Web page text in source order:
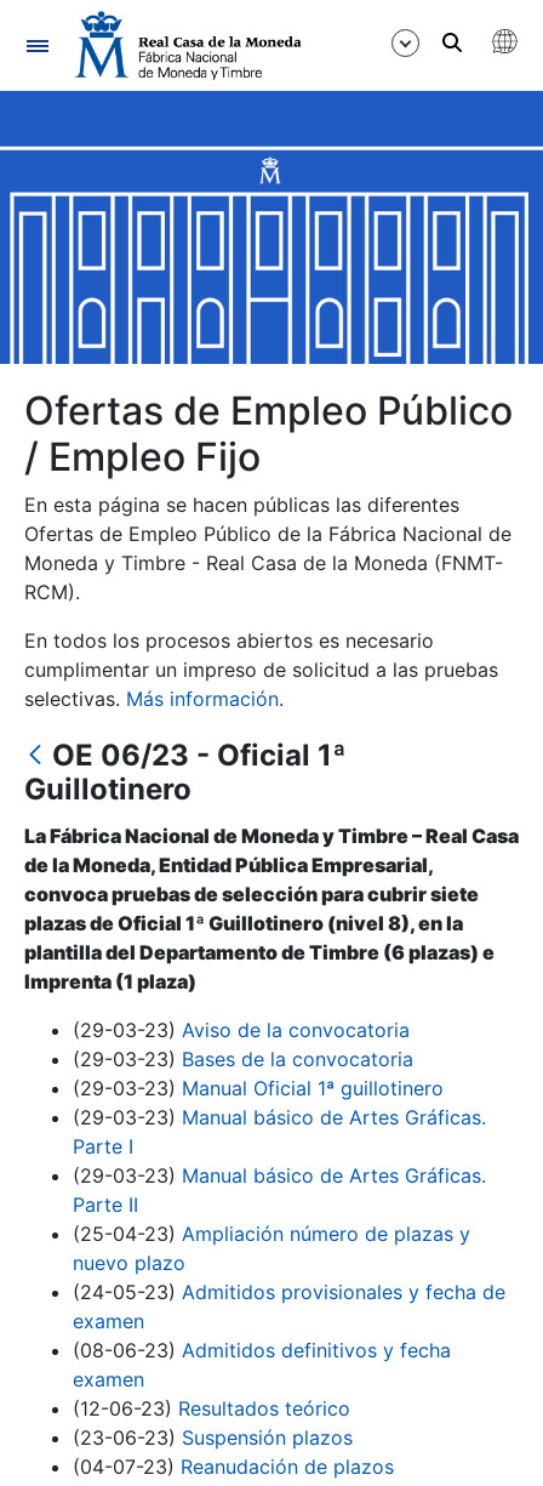
Navegación
Mostrar/Ocultar
Mostrar/Ocultar
Mostrar/Ocultar
Mostrar/Ocultar
Mostrar/Ocultar
Mostrar/Ocultar
Mostrar/Ocultar
Mostrar/Ocultar
Ofertas de Empleo Público
/ Empleo Fijo
En esta página se hacen públicas las diferentes
Ofertas de Empleo Público de la Fábrica Nacional de
Moneda y Timbre - Real Casa de la Moneda (FNMT-
RCM).
En todos los procesos abiertos es necesario
cumplimentar un impreso de solicitud a las pruebas
selectivas. Más información.
OE 06/23 - Oficial 1ª
Guillotinero
La Fábrica Nacional de Moneda y Timbre – Real Casa
de la Moneda, Entidad Pública Empresarial,
convoca pruebas de selección para cubrir siete
plazas de Oficial 1ª Guillotinero (nivel 8), en la
plantilla del Departamento de Timbre (6 plazas) e
Imprenta (1 plaza)
(29-03-23) Aviso de la convocatoria
(29-03-23) Bases de la convocatoria
(29-03-23) Manual Oficial 1ª guillotinero
(29-03-23) Manual básico de Artes Gráficas.
Parte I
(29-03-23) Manual básico de Artes Gráficas.
Parte II
(25-04-23) Ampliación número de plazas y
nuevo plazo
(24-05-23) Admitidos provisionales y fecha de
examen
(08-06-23) Admitidos definitivos y fecha
examen
(12-06-23) Resultados teórico
(23-06-23) Suspensión plazos
(04-07-23) Reanudación de plazos